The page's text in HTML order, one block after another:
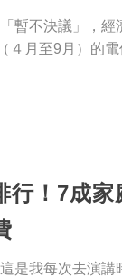
暫不決議」，經
４月至9月）的
行！7成家
是我每次去演講